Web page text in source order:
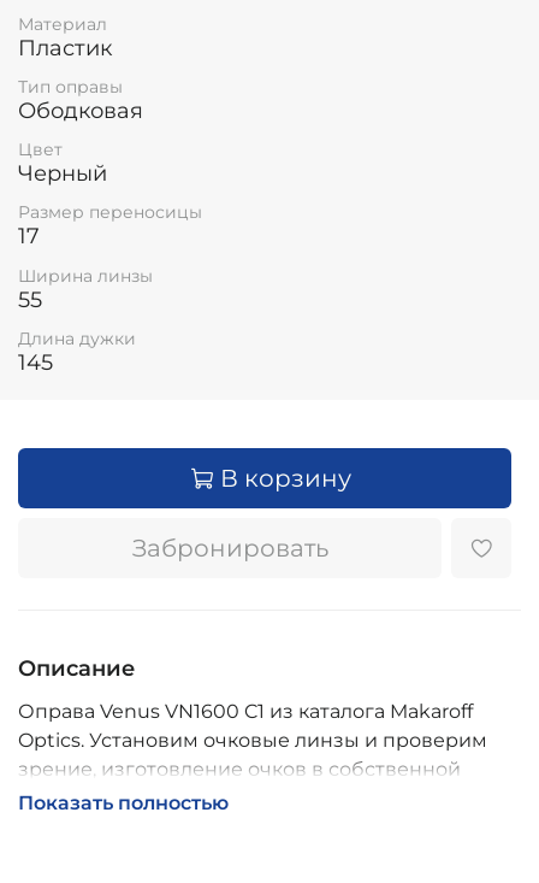
Материал
Пластик
Тип оправы
Ободковая
Цвет
Черный
Размер переносицы
17
Ширина линзы
55
Длина дужки
145
В корзину
Забронировать
Описание
Оправа Venus VN1600 C1 из каталога Makaroff
Optics. Установим очковые линзы и проверим
зрение, изготовление очков в собственной
мастерской, обычно 2–5 дней, индивидуальные
Показать полностью